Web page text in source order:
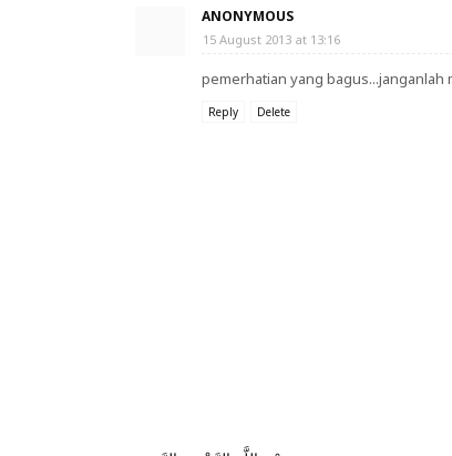
ANONYMOUS
15 August 2013 at 13:16
pemerhatian yang bagus...janganlah
Reply Delete